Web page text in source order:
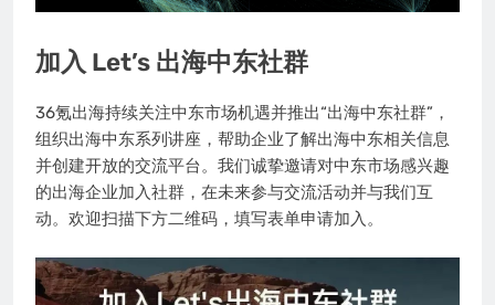
加入 Let’s 出海中东社群
36氪出海持续关注中东市场机遇并推出“出海中东社群”，
组织出海中东系列讲座，帮助企业了解出海中东相关信息
并创建开放的交流平台。我们诚挚邀请对中东市场感兴趣
的出海企业加入社群，在未来参与交流活动并与我们互
动。欢迎扫描下方二维码，填写表单申请加入。